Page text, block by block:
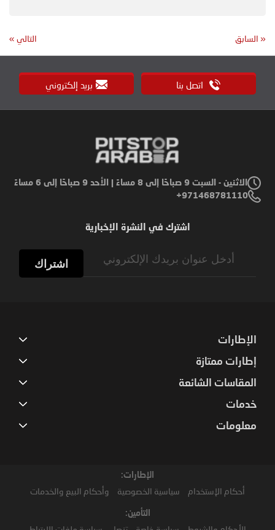
« السابق التالي »
اتصل بنا بريد إلكتروني
الاثنين - السبت 9 صباحًا إلى 8 مساءً | الأحد 9 صباحًا إلى 6 مساءً
971468781110+
اشترك في النشرة الإخبارية
اشتراك
الإطارات
إطارات ممتازة
المقاسات الشائعة
خدمات
معلومات
الإطارات:
أحكام الإستخدام سياسية الخصوصية وأحكام البيع والخدمات
التأمين: